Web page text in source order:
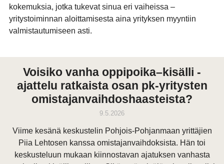
kokemuksia, jotka tukevat sinua eri vaiheissa –
yritystoiminnan aloittamisesta aina yrityksen myyntiin
valmistautumiseen asti.
Voisiko vanha oppipoika–kisälli -
ajattelu ratkaista osan pk-yritysten
omistajanvaihdoshaasteista?
9.5.2026
Viime kesänä keskustelin Pohjois-Pohjanmaan yrittäjien
Piia Lehtosen kanssa omistajanvaihdoksista. Hän toi
keskusteluun mukaan kiinnostavan ajatuksen vanhasta